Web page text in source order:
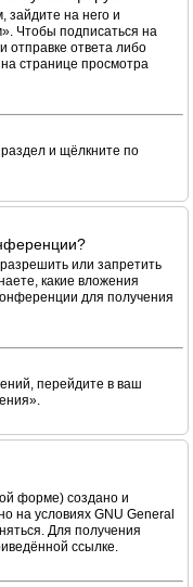
на него и
Чтобы подписаться на
отправке ответа либо
странице просмотра
и щёлкните по
или запретить
какие вложения
для получения
перейдите в ваш
форме) создано и
на условиях GNU General
Для получения
ссылке.